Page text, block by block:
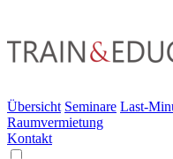
Übersicht Seminare Last-
Raumvermietung
Kontakt